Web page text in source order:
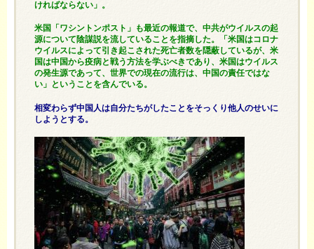
ければならない」。
米国「ワシントンポスト」も最近の報道で、中共がウイルスの起
源について陰謀説を流していることを指摘した。「米国はコロナ
ウイルスによって引き起こされた死亡者数を隠蔽しているが、米
国は中国から疫病と戦う方法を学ぶべきであり、米国はウイルス
の発生源であって、世界での現在の流行は、中国の責任ではな
い」ということを含んでいる。
相変わらず中国人は自分たちがしたことをそっくり他人のせいに
しようとする。